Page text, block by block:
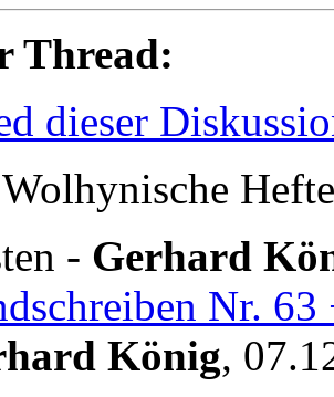
Thread:
dieser
- Gerhard
Nr.
König,